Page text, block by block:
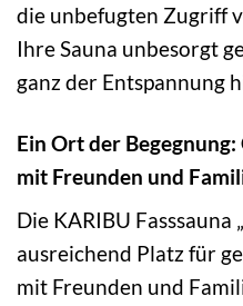
die unbefugten Zugriff
Ihre Sauna unbesorgt
ganz der Entspannung
Ein Ort der
mit Freunden und
Die KARIBU Fasssauna
ausreichend Platz für
mit Freunden und